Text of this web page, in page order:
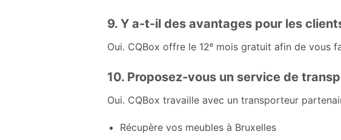
9. Y a-t-il des avantages pour les
Oui. CQBox offre le 12ᵉ mois gratuit afin de vous
10. Proposez-vous un service de
Oui. CQBox travaille avec un transporteur
Récupère vos meubles à Bruxelles